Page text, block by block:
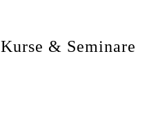
Kurse & Seminare